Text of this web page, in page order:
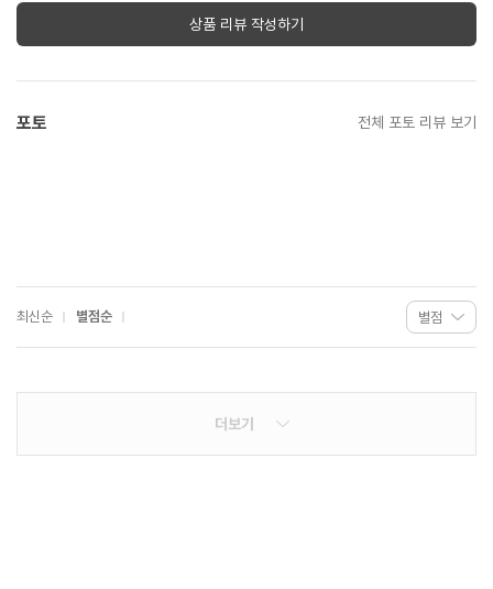
상품 리뷰 작성하기
포토 전체 포토 리뷰 보기
최신순 별점순
더보기